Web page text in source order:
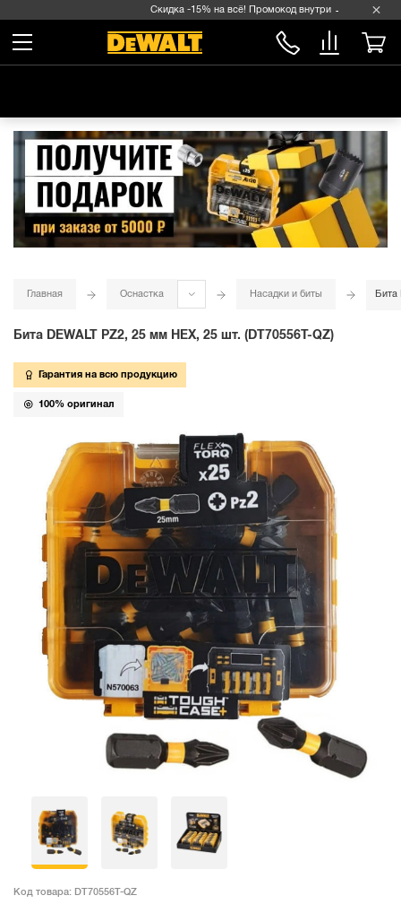
Скидка -15% на всё! Промокод внутри →
Главная Оснастка Насадки и биты Бита
Бита DEWALT PZ2, 25 мм HEX, 25 шт. (DT70556T-QZ)
Гарантия на всю продукцию
100% оригинал
Код товара: DT70556T-QZ